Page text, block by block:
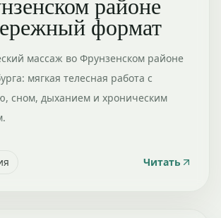
формат
массаж во Фрунзенском районе
мягкая телесная работа с
сном, дыханием и хроническим
Читать